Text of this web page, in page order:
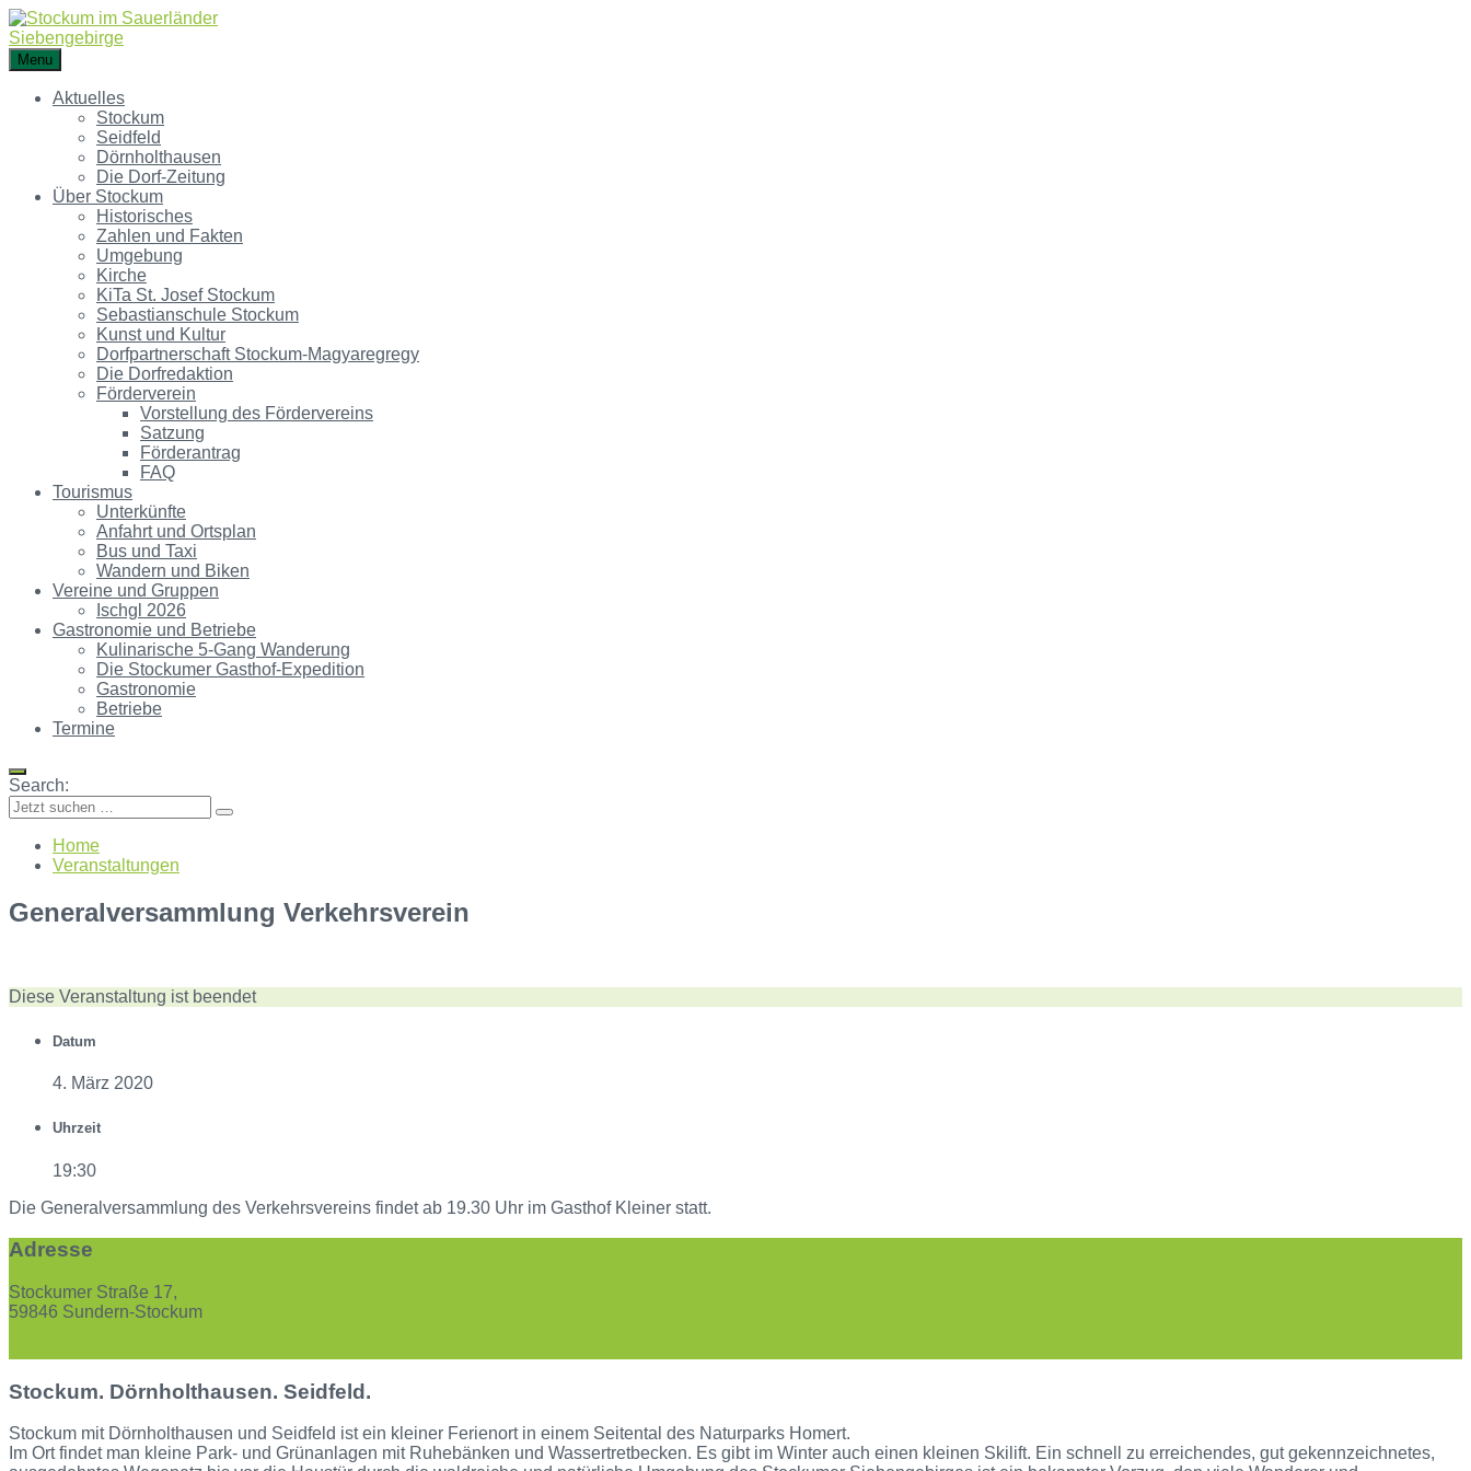
Menu
Aktuelles
Stockum
Seidfeld
Dörnholthausen
Die Dorf-Zeitung
Über Stockum
Historisches
Zahlen und Fakten
Umgebung
Kirche
KiTa St. Josef Stockum
Sebastianschule Stockum
Kunst und Kultur
Dorfpartnerschaft Stockum-Magyaregregy
Die Dorfredaktion
Förderverein
Vorstellung des Fördervereins
Satzung
Förderantrag
FAQ
Tourismus
Unterkünfte
Anfahrt und Ortsplan
Bus und Taxi
Wandern und Biken
Vereine und Gruppen
Ischgl 2026
Gastronomie und Betriebe
Kulinarische 5-Gang Wanderung
Die Stockumer Gasthof-Expedition
Gastronomie
Betriebe
Termine
Search:
Home
Veranstaltungen
Generalversammlung Verkehrsverein
Diese Veranstaltung ist beendet
Datum
4. März 2020
Uhrzeit
19:30
Die Generalversammlung des Verkehrsvereins findet ab 19.30 Uhr im Gasthof Kleiner statt.
Adresse
Stockumer Straße 17,
59846 Sundern-Stockum
Stockum. Dörnholthausen. Seidfeld.
Stockum mit Dörnholthausen und Seidfeld ist ein kleiner Ferienort in einem Seitental des Naturparks Homert.
Im Ort findet man kleine Park- und Grünanlagen mit Ruhebänken und Wassertretbecken. Es gibt im Winter auch einen kleinen Skilift. Ein schnell zu erreichendes, gut gekennzeichnetes,